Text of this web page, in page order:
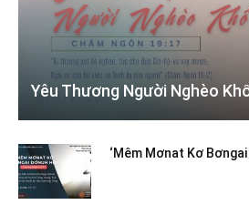
Yêu Thương Người Nghèo
‘Mêm Mơnat Kơ